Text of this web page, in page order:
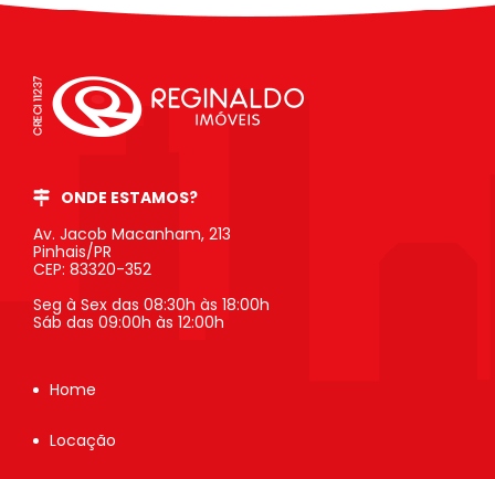
ONDE ESTAMOS?
Av. Jacob Macanham, 213
Pinhais/PR
CEP: 83320-352
Seg à Sex das 08:30h às 18:00h
Sáb das 09:00h às 12:00h
Home
Locação